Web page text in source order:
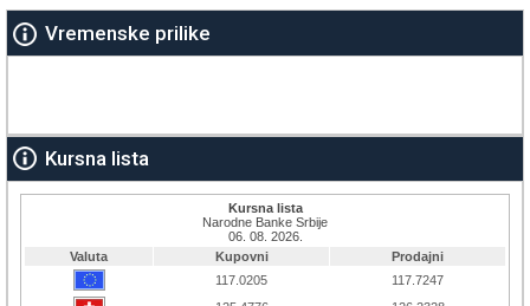
Vremenske prilike
Kursna lista